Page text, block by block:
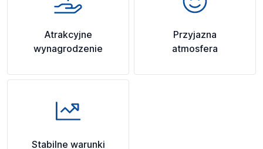
Atrakcyjne
wynagrodzenie
Przyjazna
atmosfera
Stabilne warunki